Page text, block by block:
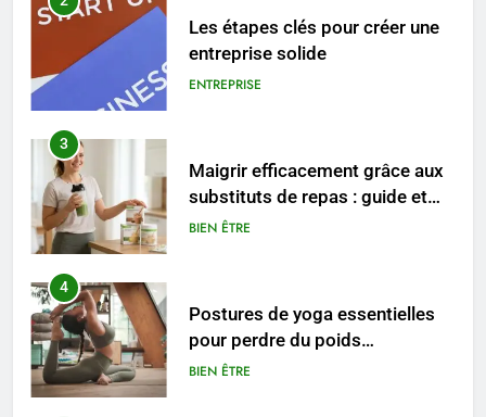
Les étapes clés pour créer une
entreprise solide
ENTREPRISE
3
Maigrir efficacement grâce aux
substituts de repas : guide et
conseils pratiques
BIEN ÊTRE
4
Postures de yoga essentielles
pour perdre du poids
rapidement et durable
BIEN ÊTRE